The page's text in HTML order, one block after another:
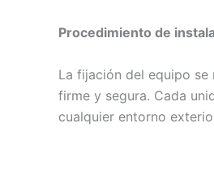
Procedimiento de
La fijación del equipo
firme y segura. Cada
cualquier entorno